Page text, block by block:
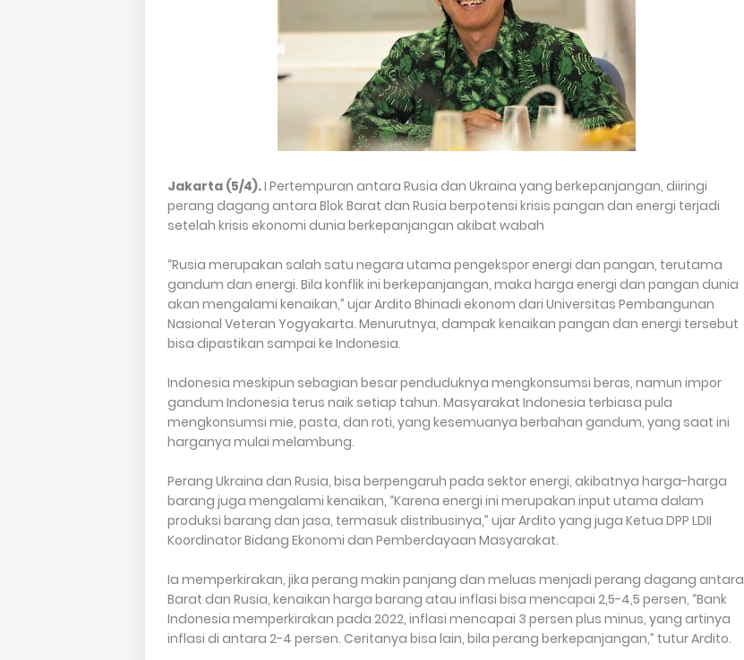
Jakarta (5/4).I Pertempuran antara Rusia dan Ukraina yang berkepanjangan, diiringi
perang dagang antara Blok Barat dan Rusia berpotensi krisis pangan dan energi terjadi
setelah krisis ekonomi dunia berkepanjangan akibat wabah
“Rusia merupakan salah satu negara utama pengekspor energi dan pangan, terutama
gandum dan energi. Bila konflik ini berkepanjangan, maka harga energi dan pangan dunia
akan mengalami kenaikan,” ujar Ardito Bhinadi ekonom dari Universitas Pembangunan
Nasional Veteran Yogyakarta. Menurutnya, dampak kenaikan pangan dan energi tersebut
bisa dipastikan sampai ke Indonesia.
Indonesia meskipun sebagian besar penduduknya mengkonsumsi beras, namun impor
gandum Indonesia terus naik setiap tahun. Masyarakat Indonesia terbiasa pula
mengkonsumsi mie, pasta, dan roti, yang kesemuanya berbahan gandum, yang saat ini
harganya mulai melambung.
Perang Ukraina dan Rusia, bisa berpengaruh pada sektor energi, akibatnya harga-harga
barang juga mengalami kenaikan, “Karena energi ini merupakan input utama dalam
produksi barang dan jasa, termasuk distribusinya,” ujar Ardito yang juga Ketua DPP LDII
Koordinator Bidang Ekonomi dan Pemberdayaan Masyarakat.
Ia memperkirakan, jika perang makin panjang dan meluas menjadi perang dagang antara
Barat dan Rusia, kenaikan harga barang atau inflasi bisa mencapai 2,5-4,5 persen, “Bank
Indonesia memperkirakan pada 2022, inflasi mencapai 3 persen plus minus, yang artinya
inflasi di antara 2-4 persen. Ceritanya bisa lain, bila perang berkepanjangan,” tutur Ardito.